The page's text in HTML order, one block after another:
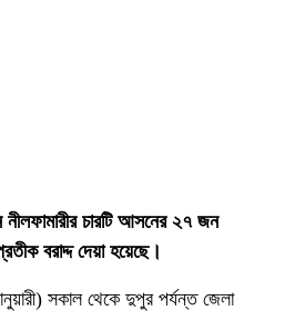
নীলফামারীর চারটি আসনের ২৭ জন
বরাদ্দ দেয়া হয়েছে।
সকাল থেকে দুপুর পর্যন্ত জেলা